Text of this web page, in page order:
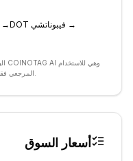
→DOT فيبوناتشي →
أسعار السوق